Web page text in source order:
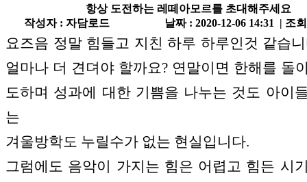
항상 도전하는 레떼아모르를 초대해주세요
작성자 : 자담로드
날짜 : 2020-12-06 14:31 | 조
요즈음 정말 힘들고 지친 하루 하루인것 같습
얼마나 더 견뎌야 할까요? 연말이면 한해를 돌
도하며 성과에 대한 기쁨을 나누는 것도 아이
는
겨울방학도 누릴수가 없는 현실입니다.
그럼에도 음악이 가지는 힘은 어렵고 힘든 시